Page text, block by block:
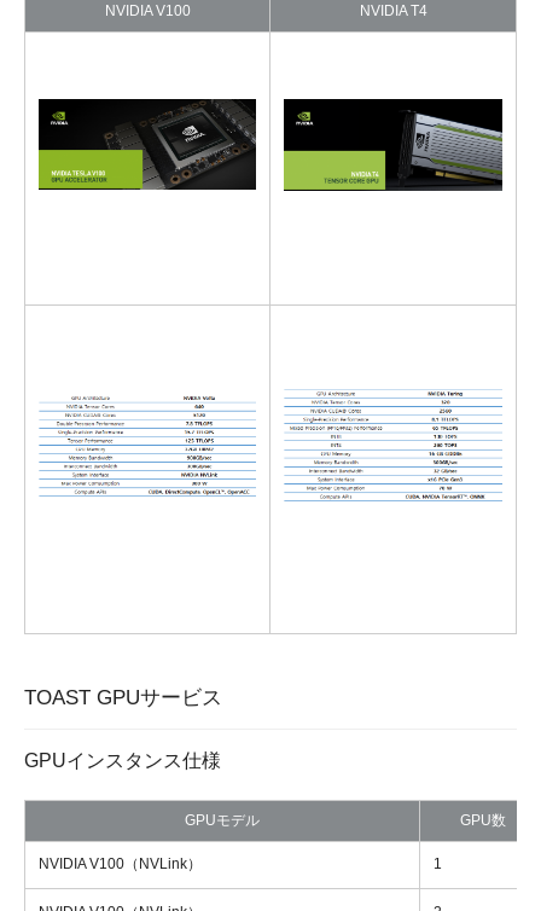
NVIDIA V100 NVIDIA T4
TOAST GPUサービス
GPUインスタンス仕様
GPUモデル GPU数
NVIDIA V100（NVLink） 1